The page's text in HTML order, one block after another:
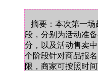
摘要：本次第一场
段，分别为活动准
分，以及活动售卖
个阶段针对商品报
限，商家可按照时